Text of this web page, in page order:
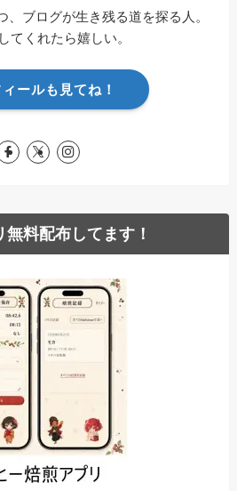
、ブログが生き残る道を探る人。
てくれたら嬉しい。
ールも見てね！
料配布してます！